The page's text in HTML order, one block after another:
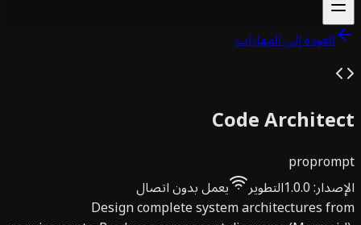
العودة إلى المهارات
Code
pro
:
1.0.0التطوير يعمل بدون اتصال
Design complete system architectures